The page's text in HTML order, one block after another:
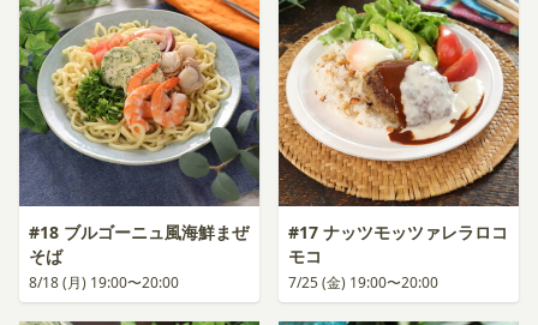
#18 ブルゴーニュ風海鮮まぜ
そば
8/18 (月) 19:00〜20:00
#17 ナッツモッツァレラロコ
モコ
7/25 (金) 19:00〜20:00